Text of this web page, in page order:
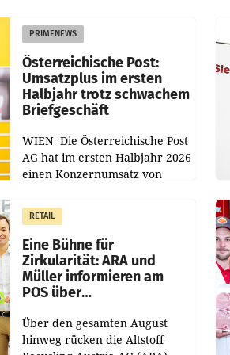
PRIMENEWS
Österreichische Post:
Umsatzplus im ersten
Halbjahr trotz schwachem
Briefgeschäft
WIEN Die Österreichische Post
AG hat im ersten Halbjahr 2026
einen Konzernumsatz von
erwirtschaftet, was einem Plus
von 3,8 Prozent gegenüber
dem Vergleichszeitraum
RETAIL
Eine Bühne für
Zirkularität: ARA und
Müller informieren am
POS über
Über den gesamten August
hinweg rücken die Altstoff